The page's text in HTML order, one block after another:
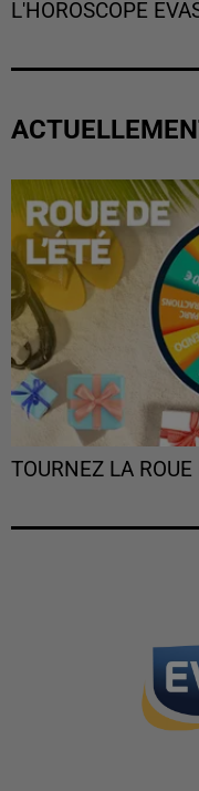
L'HOROSCOPE
TOURNEZ LA ROUE